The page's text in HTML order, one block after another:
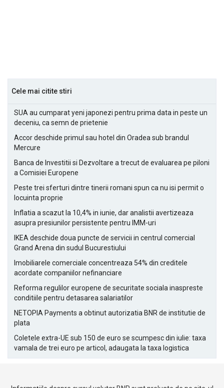
Cele mai citite stiri
SUA au cumparat yeni japonezi pentru prima data in peste un
deceniu, ca semn de prietenie
Accor deschide primul sau hotel din Oradea sub brandul
Mercure
Banca de Investitii si Dezvoltare a trecut de evaluarea pe piloni
a Comisiei Europene
Peste trei sferturi dintre tinerii romani spun ca nu isi permit o
locuinta proprie
Inflatia a scazut la 10,4% in iunie, dar analistii avertizeaza
asupra presiunilor persistente pentru IMM-uri
IKEA deschide doua puncte de servicii in centrul comercial
Grand Arena din sudul Bucurestiului
Imobiliarele comerciale concentreaza 54% din creditele
acordate companiilor nefinanciare
Reforma regulilor europene de securitate sociala inaspreste
conditiile pentru detasarea salariatilor
NETOPIA Payments a obtinut autorizatia BNR de institutie de
plata
Coletele extra-UE sub 150 de euro se scumpesc din iulie: taxa
vamala de trei euro pe articol, adaugata la taxa logistica